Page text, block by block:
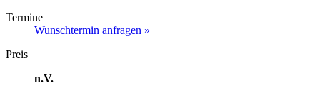
Termine
Wunschtermin anfragen »
Preis
n.V.